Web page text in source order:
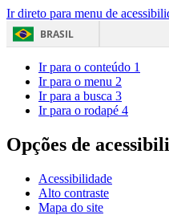
Ir direto para menu de
BRASIL
Ir para o conteúdo 1
Ir para o menu 2
Ir para a busca 3
Ir para o rodapé 4
Opções de
Acessibilidade
Alto contraste
Mapa do site